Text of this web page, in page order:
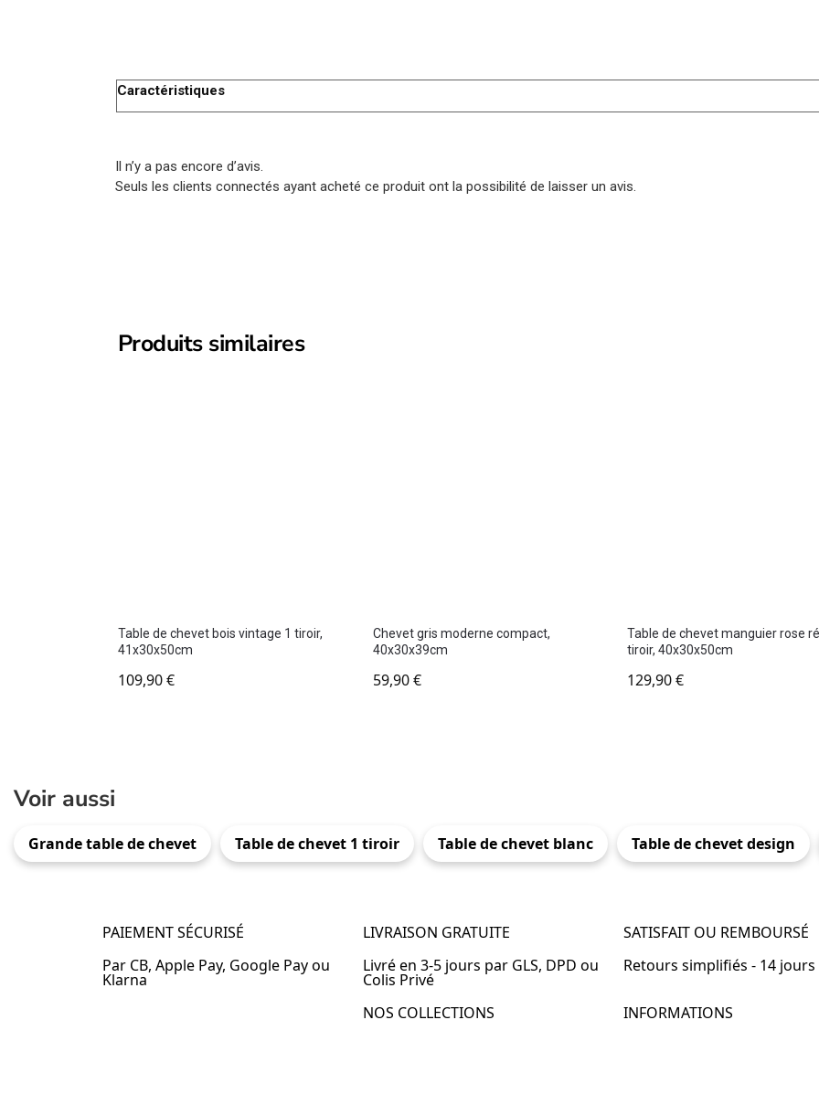
Caractéristiques
Il n’y a pas encore d’avis.
Seuls les clients connectés ayant acheté ce produit ont la possibilité de laisser un avis.
Produits similaires
Table de chevet bois vintage 1 tiroir,
41x30x50cm
109,90€
Chevet gris moderne compact,
40x30x39cm
59,90€
Table de chevet manguier rose
tiroir, 40x30x50cm
129,90€
Voir aussi
Grande table de chevet Table de chevet 1 tiroir Table de chevet blanc Table de chevet design
PAIEMENT SÉCURISÉ
Par CB, Apple Pay, Google Pay ou
Klarna
LIVRAISON GRATUITE
Livré en 3-5 jours par GLS, DPD ou
Colis Privé
SATISFAIT OU REMBOURSÉ
Retours simplifiés - 14 jours
NOS COLLECTIONS
INFORMATIONS